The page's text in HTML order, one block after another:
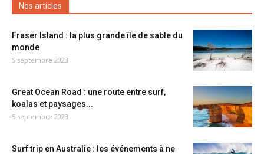
Nos articles
Fraser Island : la plus grande île de sable du
monde
5 septembre 2023
Great Ocean Road : une route entre surf,
koalas et paysages...
5 septembre 2023
Surf trip en Australie : les événements à ne